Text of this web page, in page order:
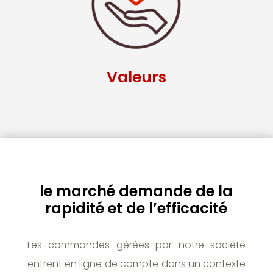
Valeurs
le marché demande de la
rapidité et de l’efficacité
Les commandes gérées par notre société
entrent en ligne de compte dans un contexte